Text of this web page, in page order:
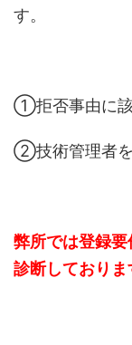
す。
①拒否事由に該
②技術管理者を
弊所では登録
診断しておりま